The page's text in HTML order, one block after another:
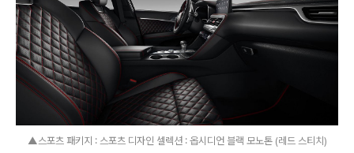
▲스포츠 패키지 : 스포츠 디자인 셀렉션 : 옵시디언 블랙 모노톤 (레드 스티치)